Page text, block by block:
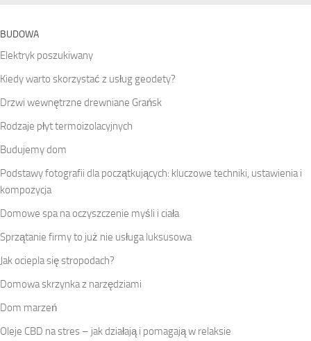
BUDOWA
Elektryk poszukiwany
Kiedy warto skorzystać z usług geodety?
Drzwi wewnętrzne drewniane Grańsk
Rodzaje płyt termoizolacyjnych
Budujemy dom
Podstawy fotografii dla początkujących: kluczowe techniki, ustawienia i
kompozycja
Domowe spa na oczyszczenie myśli i ciała
Sprzątanie firmy to już nie usługa luksusowa
Jak ociepla się stropodach?
Domowa skrzynka z narzędziami
Dom marzeń
Oleje CBD na stres – jak działają i pomagają w relaksie